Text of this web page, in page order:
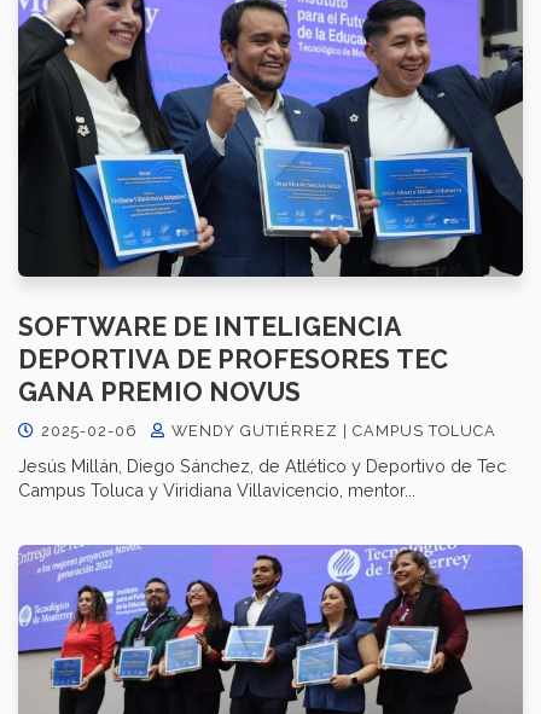
SOFTWARE DE INTELIGENCIA
DEPORTIVA DE PROFESORES TEC
GANA PREMIO NOVUS
2025-02-06 WENDY GUTIÉRREZ | CAMPUS TOLUCA
Jesús Millán, Diego Sánchez, de Atlético y Deportivo de Tec
Campus Toluca y Viridiana Villavicencio, mentor...